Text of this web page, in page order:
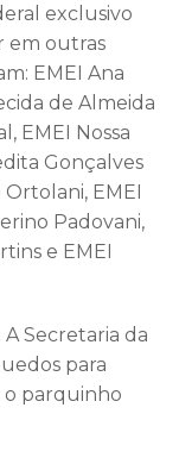
exclusivo
em outras
EMEI Ana
de Almeida
EMEI Nossa
Gonçalves
EMEI
Padovani,
e EMEI
Secretaria da
para
o parquinho